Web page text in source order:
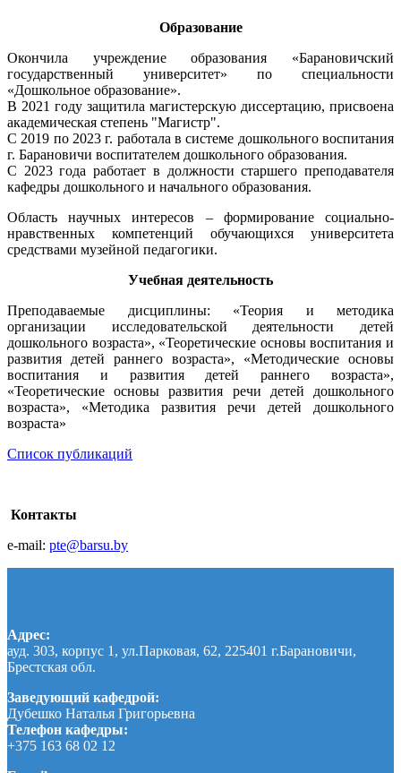
Образование
Окончила учреждение образования «Барановичский
государственный университет» по специальности
«Дошкольное образование».
В 2021 году защитила магистерскую диссертацию, присвоена
академическая степень "Магистр".
С 2019 по 2023 г. работала в системе дошкольного воспитания
г. Барановичи воспитателем дошкольного образования.
С 2023 года работает в должности старшего преподавателя
кафедры дошкольного и начального образования.
Область научных интересов – формирование социально-
нравственных компетенций обучающихся университета
средствами музейной педагогики.
Учебная деятельность
Преподаваемые дисциплины: «Теория и методика
организации исследовательской деятельности детей
дошкольного возраста», «Теоретические основы воспитания и
развития детей раннего возраста», «Методические основы
воспитания и развития детей раннего возраста»,
«Теоретические основы развития речи детей дошкольного
возраста», «Методика развития речи детей дошкольного
возраста»
Список публикаций
Контакты
e-mail: pte@barsu.by
Адрес:
ауд. 303, корпус 1, ул.Парковая, 62, 225401 г.Барановичи,
Брестская обл.
Заведующий кафедрой:
Дубешко Наталья Григорьевна
Телефон кафедры:
+375 163 68 02 12